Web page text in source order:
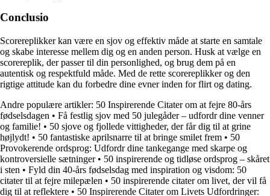
Conclusio
Scorereplikker kan være en sjov og effektiv måde at starte en samtale
og skabe interesse mellem dig og en anden person. Husk at vælge en
scorereplik, der passer til din personlighed, og brug dem på en
autentisk og respektfuld måde. Med de rette scorereplikker og den
rigtige attitude kan du forbedre dine evner inden for flirt og dating.
Andre populære artikler: 50 Inspirerende Citater om at fejre 80-års
fødselsdagen • Få festlig sjov med 50 julegåder – udfordr dine venner
og familie! • 50 sjove og fjollede vittigheder, der får dig til at grine
højlydt! • 50 fantastiske aprilsnarre til at bringe smilet frem • 50
Provokerende ordsprog: Udfordr dine tankegange med skarpe og
kontroversielle sætninger• 50 inspirerende og tidløse ordsprog – skåret
i sten • Fyld din 40-års fødselsdag med inspiration og visdom: 50
citater til at fejre milepælen • 50 inspirerende citater om livet, der vil få
dig til at reflektere • 50 Inspirerende Citater om Livets Udfordringer: